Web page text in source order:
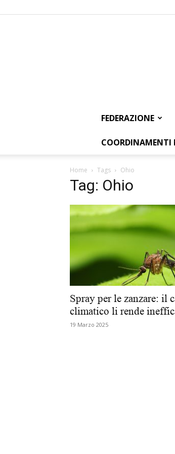
FEDERAZIONE
Home Tags Ohio
Tag: Ohio
Spray per le zanzare: il
climatico li rende
19 Marzo 2025